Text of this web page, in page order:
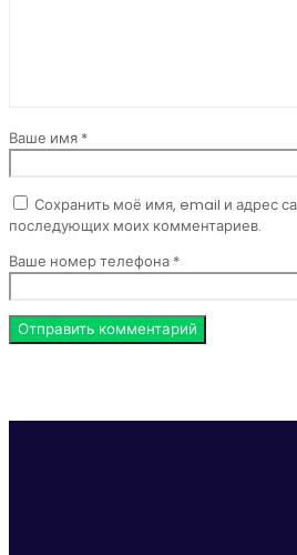
Ваше имя *
Сохранить моё имя, email и адрес
последующих моих комментариев.
Ваше номер телефона *